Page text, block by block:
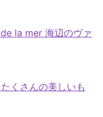
la mer 海辺のヴァ
くさんの美しいも